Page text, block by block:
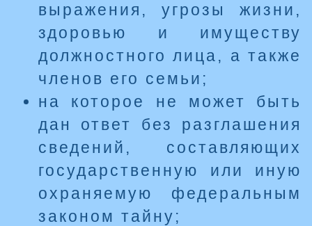
выражения, угрозы жизни,
здоровью и имуществу
должностного лица, а также
членов его семьи;
на которое не может быть
дан ответ без разглашения
сведений, составляющих
государственную или иную
охраняемую федеральным
законом тайну;